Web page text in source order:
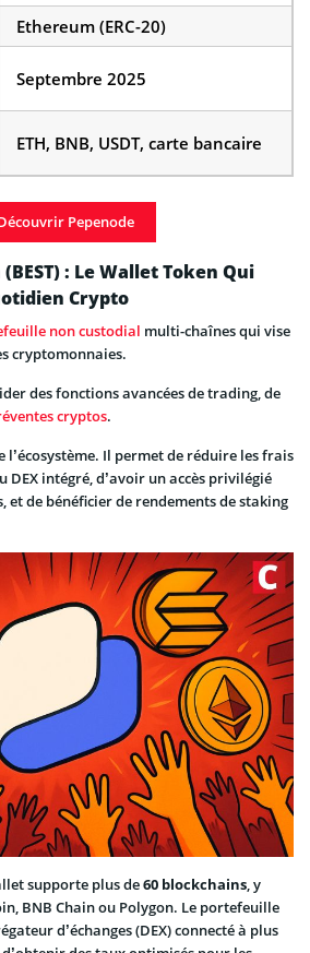
Ethereum (ERC-20)
Septembre 2025
ETH, BNB, USDT, carte bancaire
Pepenode
: Le Wallet Token Qui
Crypto
non custodial multi-chaînes qui vise
cryptomonnaies.
des fonctions avancées de trading, de
cryptos.
l’écosystème. Il permet de réduire les frais
DEX intégré, d’avoir un accès privilégié
et de bénéficier de rendements de staking
supporte plus de60 blockchains , y
BNB Chain ou Polygon. Le portefeuille
d’échanges (DEX) connecté à plus